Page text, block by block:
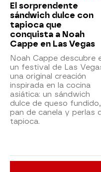
El sorprendente
sándwich dulce con
tapioca que
conquista a Noah
Cappe en Las Vegas
Noah Cappe descubre
un festival de Las
una original creación
inspirada en la cocina
asiática: un sándwich
dulce de queso fundido,
pan de canela y perlas
tapioca.